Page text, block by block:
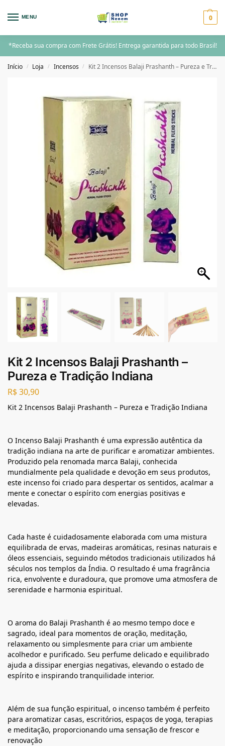
MENU 0
*Receba sua compra com Frete Grátis! Entrega garantida para todo Brasil!
Início / Loja / Incensos / Kit 2 Incensos Balaji Prashanth – Pureza e Tradição Indiana
Kit 2 Incensos Balaji Prashanth –
Pureza e Tradição Indiana
R$30,90
Kit 2 Incensos Balaji Prashanth – Pureza e Tradição Indiana
O Incenso Balaji Prashanth é uma expressão autêntica da
tradição indiana na arte de purificar e aromatizar ambientes.
Produzido pela renomada marca Balaji, conhecida
mundialmente pela qualidade e devoção em seus produtos,
este incenso foi criado para despertar os sentidos, acalmar a
mente e conectar o espírito com energias positivas e
elevadas.
Cada haste é cuidadosamente elaborada com uma mistura
equilibrada de ervas, madeiras aromáticas, resinas naturais e
óleos essenciais, seguindo métodos tradicionais utilizados há
séculos nos templos da Índia. O resultado é uma fragrância
rica, envolvente e duradoura, que promove uma atmosfera de
serenidade e harmonia espiritual.
O aroma do Balaji Prashanth é ao mesmo tempo doce e
sagrado, ideal para momentos de oração, meditação,
relaxamento ou simplesmente para criar um ambiente
acolhedor e purificado. Seu perfume delicado e equilibrado
ajuda a dissipar energias negativas, elevando o estado de
espírito e inspirando tranquilidade interior.
Além de sua função espiritual, o incenso também é perfeito
para aromatizar casas, escritórios, espaços de yoga, terapias
e meditação, proporcionando uma sensação de frescor e
renovação